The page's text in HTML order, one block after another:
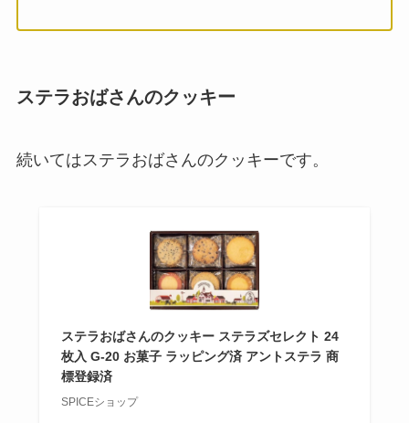
ステラおばさんのクッキー
続いてはステラおばさんのクッキーです。
ステラおばさんのクッキー ステラズセレクト 24
枚入 G-20 お菓子 ラッピング済 アントステラ 商
標登録済
SPICEショップ